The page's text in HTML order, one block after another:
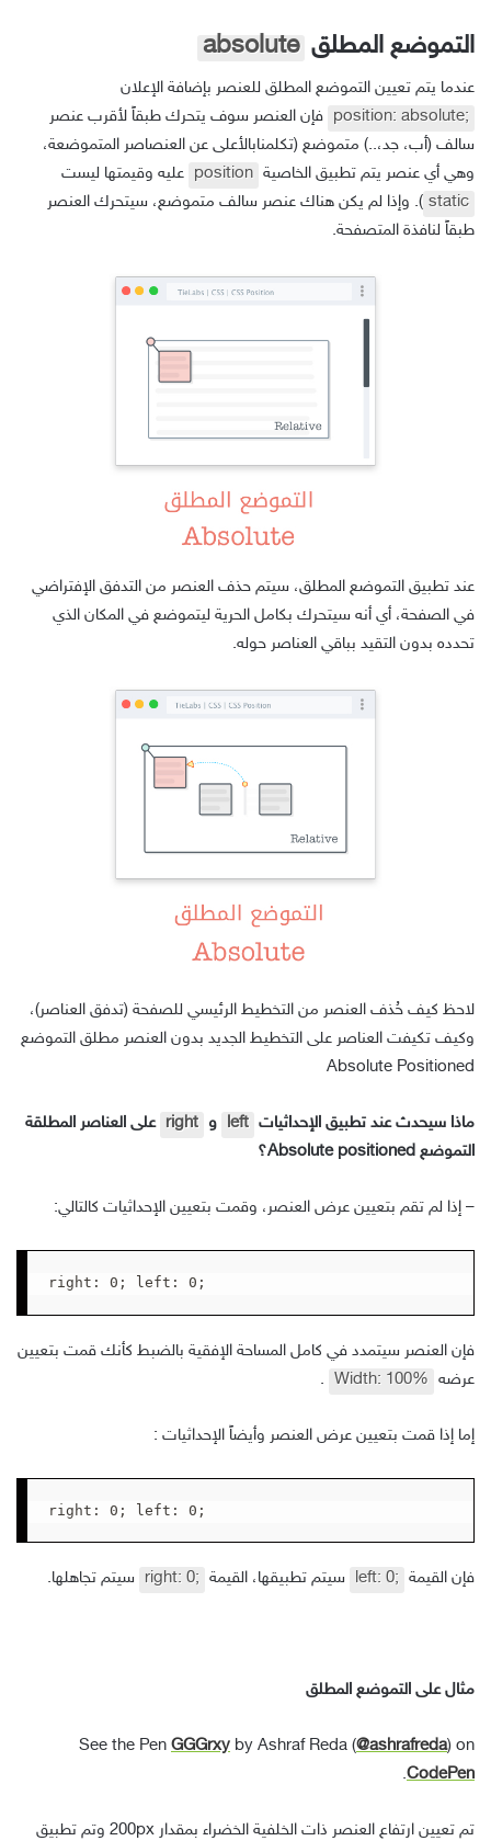
التموضع المطلق absolute
عندما يتم تعيين التموضع المطلق للعنصر بإضافة الإعلان
position: absolute; فإن العنصر سوف يتحرك طبقاً لأقرب عنصر
سالف (أب، جد،..) متموضع (تكلمنابالأعلى عن العنصاصر المتموضعة،
وهي أي عنصر يتم تطبيق الخاصية position عليه وقيمتها ليست
static ). وإذا لم يكن هناك عنصر سالف متموضع، سيتحرك العنصر
طبقاً لنافذة المتصفحة.
عند تطبيق التموضع المطلق، سيتم حذف العنصر من التدفق الإفتراضي
في الصفحة، أي أنه سيتحرك بكامل الحرية ليتموضع في المكان الذي
تحدده بدون التقيد بباقي العناصر حوله.
لاحظ كيف حُذف العنصر من التخطيط الرئيسي للصفحة (تدفق العناصر)،
وكيف تكيفت العناصر على التخطيط الجديد بدون العنصر مطلق التموضع
Absolute Positioned
ماذا سيحدث عند تطبيق الإحداثيات left و right على العناصر المطلقة
التموضع Absolute positioned؟
– إذا لم تقم بتعيين عرض العنصر، وقمت بتعيين الإحداثيات كالتالي:
right: 0; left: 0;
فإن العنصر سيتمدد في كامل المساحة الإفقية بالضبط كأنك قمت بتعيين
عرضه Width: 100%
.
إما إذا قمت بتعيين عرض العنصر وأيضاً الإحداثيات :
right: 0; left: 0;
فإن القيمة left: 0; سيتم تطبيقها، القيمة right: 0; سيتم تجاهلها.
مثال على التموضع المطلق
See the Pen GGGrxy by Ashraf Reda (@ashrafreda) on
CodePen
.
تم تعيين ارتفاع العنصر ذات الخلفية الخضراء بمقدار 200px وتم تطبيق